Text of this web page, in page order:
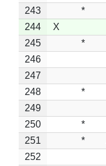
243
*
244
X
245
*
246
247
248
*
249
250
*
251
*
252